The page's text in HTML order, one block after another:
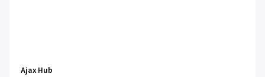
Ajax Hub